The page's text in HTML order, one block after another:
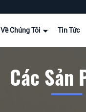
Về Chúng Tôi Tin Tức
Các Sản